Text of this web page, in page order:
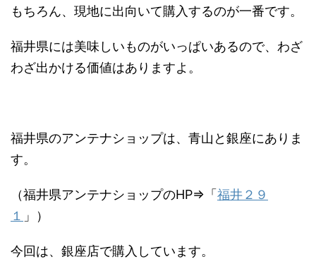
もちろん、現地に出向いて購入するのが一番です。
福井県には美味しいものがいっぱいあるので、わざ
わざ出かける価値はありますよ。
福井県のアンテナショップは、青山と銀座にありま
す。
（福井県アンテナショップのHP⇒「福井２９
１ 」）
今回は、銀座店で購入しています。